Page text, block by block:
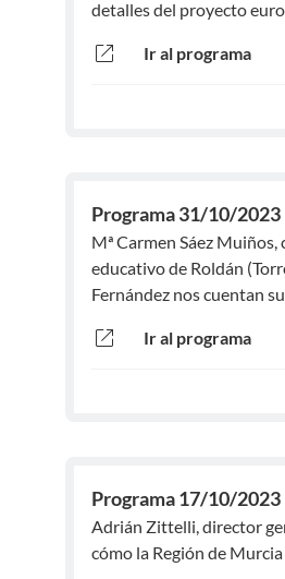
detalles del proyecto
open_in_new Ir al programa
Programa 31/10/2023
Mª Carmen Sáez
educativo de Roldán
Fernández nos cuentan
open_in_new Ir al programa
Programa 17/10/2023
Adrián Zittelli, director
cómo la Región de